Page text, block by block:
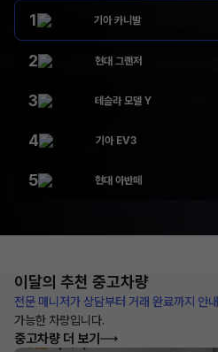
1 기아 카니발
2 현대 그랜저
3 테슬라 모델 Y
4 기아 EV3
5 현대 아반떼
이달의 추천 중고차량
전문 매니저가 상담부터 거래 완료까지 안내
가능한 차량입니다.
중고차량 더 보기